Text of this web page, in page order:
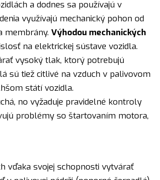
a dodnes sa používajú v
využívajú mechanický pohon od
membrány. Výhodou mechanických
na elektrickej sústave vozidla.
vysoký tlak, ktorý potrebujú
sú tiež citlivé na vzduch v palivovom
státí vozidla.
no vyžaduje pravidelné kontroly
problémy so štartovaním motora,
vďaka svojej schopnosti vytvárať